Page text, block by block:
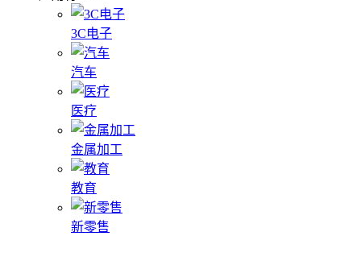
3C电子
汽车
医疗
金属加工
教育
新零售